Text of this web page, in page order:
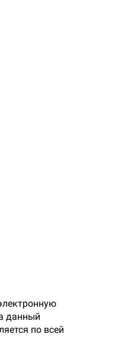
данный
по всей